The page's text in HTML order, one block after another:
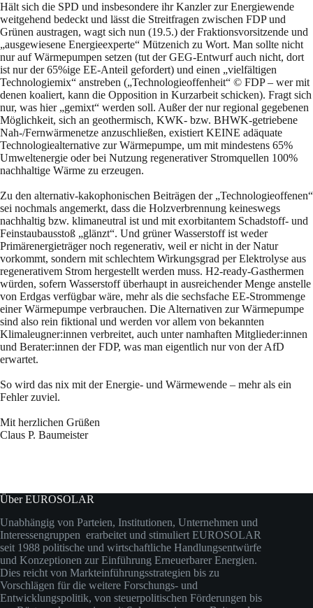
Hält sich die SPD und insbesondere ihr Kanzler zur Energiewende
weitgehend bedeckt und lässt die Streitfragen zwischen FDP und
Grünen austragen, wagt sich nun (19.5.) der Fraktionsvorsitzende und
„ausgewiesene Energieexperte“ Mützenich zu Wort. Man sollte nicht
nur auf Wärmepumpen setzen (tut der GEG-Entwurf auch nicht, dort
ist nur der 65%ige EE-Anteil gefordert) und einen „vielfältigen
Technologiemix“ anstreben („Technologieoffenheit“ © FDP – wer mit
denen koaliert, kann die Opposition in Kurzarbeit schicken). Fragt sich
nur, was hier „gemixt“ werden soll. Außer der nur regional gegebenen
Möglichkeit, sich an geothermisch, KWK- bzw. BHWK-getriebene
Nah-/Fernwärmenetze anzuschließen, existiert KEINE adäquate
Technologiealternative zur Wärmepumpe, um mit mindestens 65%
Umweltenergie oder bei Nutzung regenerativer Stromquellen 100%
nachhaltige Wärme zu erzeugen.
Zu den alternativ-kakophonischen Beiträgen der „Technologieoffenen“
sei nochmals angemerkt, dass die Holzverbrennung keineswegs
nachhaltig bzw. klimaneutral ist und mit exorbitantem Schadstoff- und
Feinstaubausstoß „glänzt“. Und grüner Wasserstoff ist weder
Primärenergieträger noch regenerativ, weil er nicht in der Natur
vorkommt, sondern mit schlechtem Wirkungsgrad per Elektrolyse aus
regenerativem Strom hergestellt werden muss. H2-ready-Gasthermen
würden, sofern Wasserstoff überhaupt in ausreichender Menge anstelle
von Erdgas verfügbar wäre, mehr als die sechsfache EE-Strommenge
einer Wärmepumpe verbrauchen. Die Alternativen zur Wärmepumpe
sind also rein fiktional und werden vor allem von bekannten
Klimaleugner:innen verbreitet, auch unter namhaften Mitglieder:innen
und Berater:innen der FDP, was man eigentlich nur von der AfD
erwartet.
So wird das nix mit der Energie- und Wärmewende – mehr als ein
Fehler zuviel.
Mit herzlichen Grüßen
Claus P. Baumeister
Über EUROSOLAR
Unabhängig von Parteien, Institutionen, Unternehmen und
Interessengruppen erarbeitet und stimuliert EUROSOLAR
seit 1988 politische und wirtschaftliche Handlungsentwürfe
und Konzeptionen zur Einführung Erneuerbarer Energien.
Dies reicht von Markteinführungsstrategien bis zu
Vorschlägen für die weitere Forschungs- und
Entwicklungspolitik, von steuerpolitischen Förderungen bis